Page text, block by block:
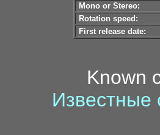
Mono or Stereo:
Rotation speed:
First release date:
Known
Известные